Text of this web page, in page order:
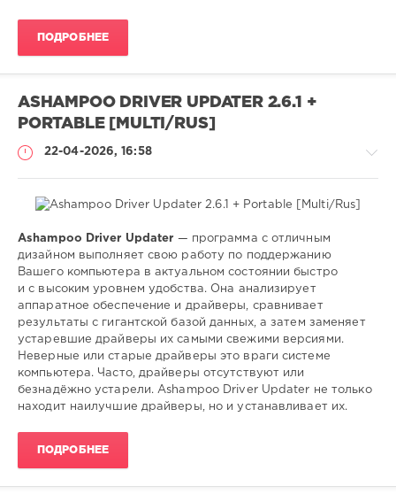
ПОДРОБНЕЕ
ASHAMPOO DRIVER UPDATER 2.6.1 +
PORTABLE [MULTI/RUS]
22-04-2026, 16:58
Софт
SamDel
0
установка ,
обновление,
поиск,
драйверов,
Ashampoo Driver Updater — программа с отличным
дизайном выполняет свою работу по поддержанию
Вашего компьютера в актуальном состоянии быстро
и с высоким уровнем удобства. Она анализирует
аппаратное обеспечение и драйверы, сравнивает
результаты с гигантской базой данных, а затем заменяет
устаревшие драйверы их самыми свежими версиями.
Неверные или старые драйверы это враги системе
компьютера. Часто, драйверы отсутствуют или
безнадёжно устарели. Ashampoo Driver Updater не только
находит наилучшие драйверы, но и устанавливает их.
ПОДРОБНЕЕ